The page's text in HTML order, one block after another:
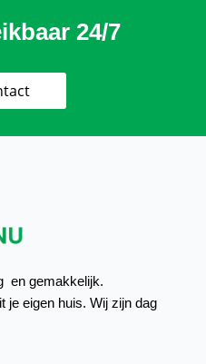
24/7
en gemakkelijk.
je eigen huis. Wij zijn dag